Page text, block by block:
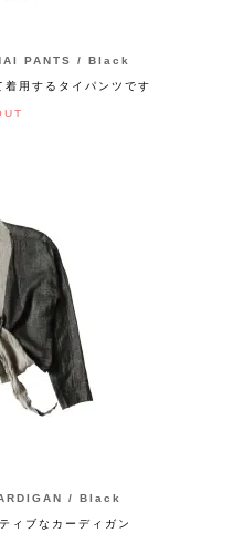
PANTS / Black
用するタイパンツです
/ Black
ィブなカーディガン